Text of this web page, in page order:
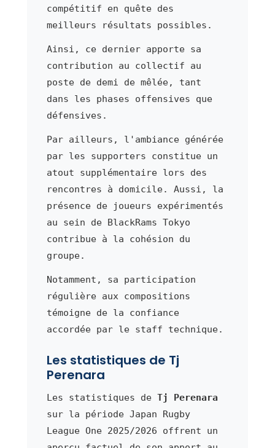
compétitif en quête des
meilleurs résultats possibles.
Ainsi, ce dernier apporte sa
contribution au collectif au
poste de demi de mêlée, tant
dans les phases offensives que
défensives.
Par ailleurs, l'ambiance générée
par les supporters constitue un
atout supplémentaire lors des
rencontres à domicile. Aussi, la
présence de joueurs expérimentés
au sein de BlackRams Tokyo
contribue à la cohésion du
groupe.
Notamment, sa participation
régulière aux compositions
témoigne de la confiance
accordée par le staff technique.
Les statistiques de Tj
Perenara
Les statistiques de Tj Perenara
sur la période Japan Rugby
League One 2025/2026 offrent un